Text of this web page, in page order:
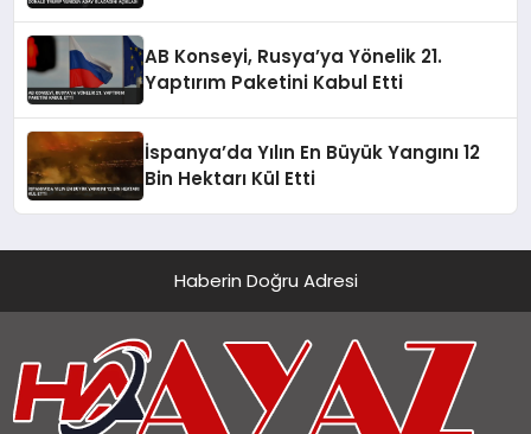
AB Konseyi, Rusya’ya Yönelik 21.
Yaptırım Paketini Kabul Etti
İspanya’da Yılın En Büyük Yangını 12
Bin Hektarı Kül Etti
Haberin Doğru Adresi